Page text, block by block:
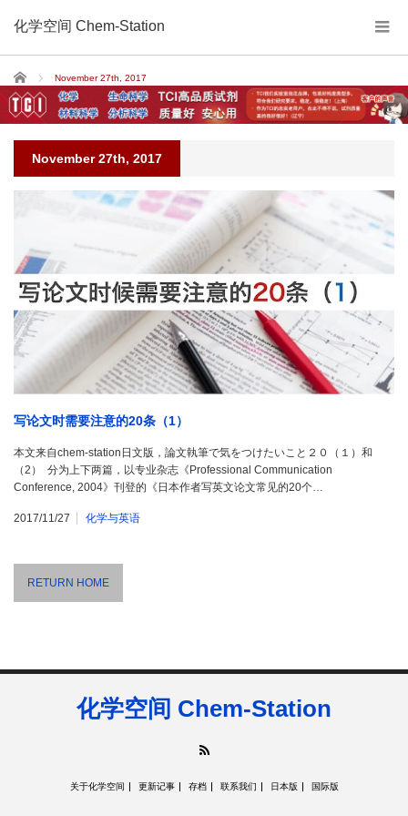
化学空间 Chem-Station
Home November 27th, 2017
November 27th, 2017
写论文时需要注意的20条（1）
本文来自chem-station日文版，論文執筆で気をつけたいこと２０（１）和
（2） 分为上下两篇，以专业杂志《Professional Communication
Conference, 2004》刊登的《日本作者写英文论文常见的20个…
2017/11/27 化学与英语
RETURN HOME
化学空间 Chem-Station
关于化学空间 更新记事 存档 联系我们 日本版 国际版